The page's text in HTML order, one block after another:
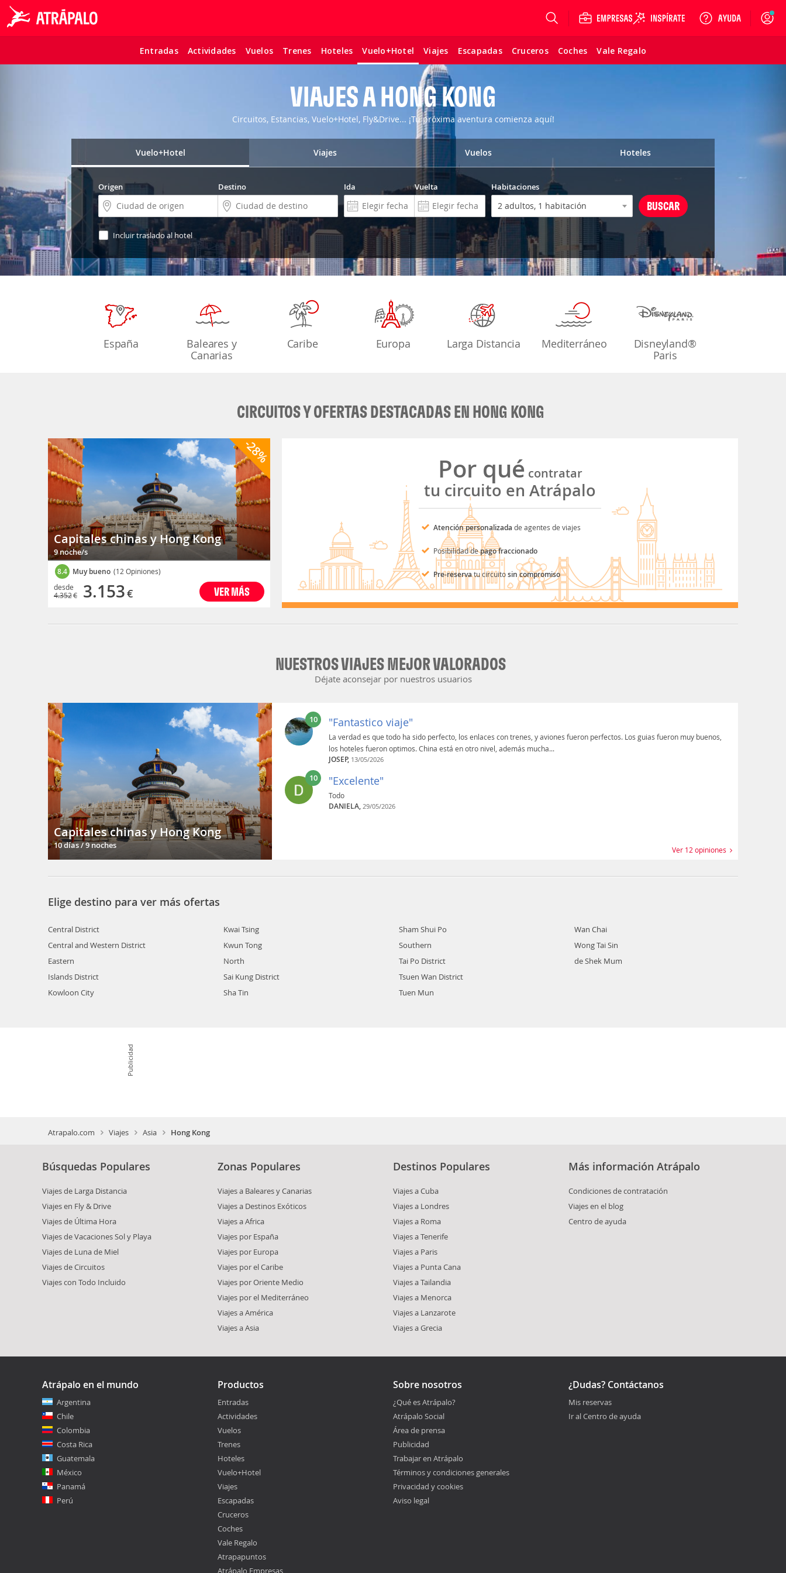
Entradas Actividades Vuelos Trenes Hoteles Vuelo+Hotel Viajes Escapadas Cruceros Coches Vale Regalo
Login
VIAJES A HONG KONG
Circuitos, Estancias, Vuelo+Hotel, Fly&Drive... ¡Tu próxima aventura comienza aquí!
Vuelo+Hotel Viajes Vuelos Hoteles
Origen Destino Ida Vuelta Habitaciones
Incluir traslado al hotel
España
Baleares y
Canarias
Caribe Europa Larga Distancia Mediterráneo
Disneyland®
Paris
CIRCUITOS Y OFERTAS DESTACADAS EN HONG KONG
Capitales chinas y Hong Kong
9 noche/s
8.4 Muy bueno (12 Opiniones)
VER MÁS
desde
4.352€ 3.153€
-28%
Por qué contratar
tu circuito en Atrápalo
Atención personalizada de agentes de viajes
Posibilidad depago fraccionado
Pre-reservatu circuitosin compromiso
NUESTROS VIAJES MEJOR VALORADOS
Déjate aconsejar por nuestros usuarios
Capitales chinas y Hong Kong
10 días / 9 noches
10 "Fantastico viaje"
La verdad es que todo ha sido perfecto, los enlaces con trenes, y aviones fueron perfectos. Los guias fueron muy buenos,
los hoteles fueron optimos. China está en otro nivel, además mucha...
JOSEP, 13/05/2026
10 "Excelente"
Todo
DANIELA, 29/05/2026
Ver 12 opiniones
Elige destino para ver más ofertas
Central District
Central and Western District
Eastern
Islands District
Kowloon City
Kwai Tsing
Kwun Tong
North
Sai Kung District
Sha Tin
Sham Shui Po
Southern
Tai Po District
Tsuen Wan District
Tuen Mun
Wan Chai
Wong Tai Sin
de Shek Mum
Publicidad
Atrapalo.com Viajes Asia Hong Kong
Búsquedas Populares
Viajes de Larga Distancia
Viajes en Fly & Drive
Viajes de Última Hora
Viajes de Vacaciones Sol y Playa
Viajes de Luna de Miel
Viajes de Circuitos
Viajes con Todo Incluido
Zonas Populares
Viajes a Baleares y Canarias
Viajes a Destinos Exóticos
Viajes a Africa
Viajes por España
Viajes por Europa
Viajes por el Caribe
Viajes por Oriente Medio
Viajes por el Mediterráneo
Viajes a América
Viajes a Asia
Destinos Populares
Viajes a Cuba
Viajes a Londres
Viajes a Roma
Viajes a Tenerife
Viajes a Paris
Viajes a Punta Cana
Viajes a Tailandia
Viajes a Menorca
Viajes a Lanzarote
Viajes a Grecia
Más información Atrápalo
Condiciones de contratación
Viajes en el blog
Centro de ayuda
Atrápalo en el mundo
Argentina
Chile
Colombia
Costa Rica
Guatemala
México
Panamá
Perú
Productos
Entradas
Actividades
Vuelos
Trenes
Hoteles
Vuelo+Hotel
Viajes
Escapadas
Cruceros
Coches
Vale Regalo
Atrapapuntos
Atrápalo Empresas
Sobre nosotros
¿Qué es Atrápalo?
Atrápalo Social
Área de prensa
Publicidad
Trabajar en Atrápalo
Términos y condiciones generales
Privacidad y cookies
Aviso legal
¿Dudas? Contáctanos
Mis reservas
Ir al Centro de ayuda